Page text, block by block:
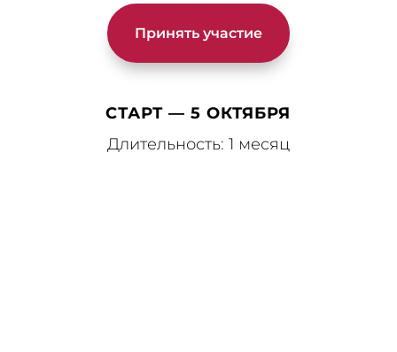
Принять участие
СТАРТ — 5 ОКТЯБРЯ
Длительность: 1 месяц